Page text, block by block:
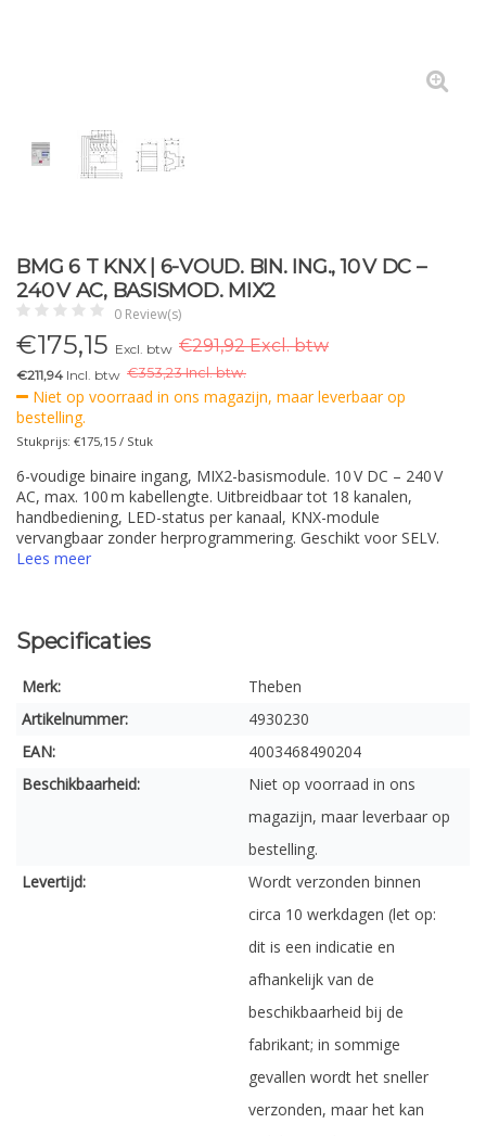
BMG 6 T KNX | 6-VOUD. BIN. ING., 10 V DC –
240 V AC, BASISMOD. MIX2
0 Review(s)
€175,15 Excl. btw €291,92 Excl. btw
€211,94 Incl. btw €353,23 Incl. btw.
Niet op voorraad in ons magazijn, maar leverbaar op
bestelling.
Stukprijs: €175,15 / Stuk
6-voudige binaire ingang, MIX2-basismodule. 10 V DC – 240 V
AC, max. 100 m kabellengte. Uitbreidbaar tot 18 kanalen,
handbediening, LED-status per kanaal, KNX-module
vervangbaar zonder herprogrammering. Geschikt voor SELV.
Lees meer
Specificaties
Merk:
Theben
Artikelnummer:
4930230
EAN:
4003468490204
Beschikbaarheid:
Niet op voorraad in ons
magazijn, maar leverbaar op
bestelling.
Levertijd:
Wordt verzonden binnen
circa 10 werkdagen (let op:
dit is een indicatie en
afhankelijk van de
beschikbaarheid bij de
fabrikant; in sommige
gevallen wordt het sneller
verzonden, maar het kan